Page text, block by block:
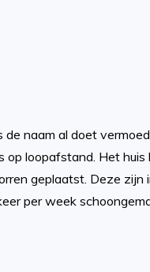
de naam al doet
op loopafstand. Het
geplaatst. Deze
per week